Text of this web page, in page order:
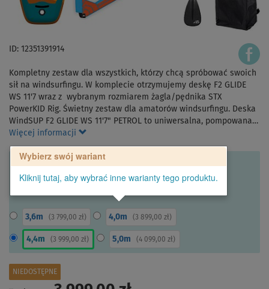
ID: 12351391914
Kompletny zestaw dla wszystkich, którzy chcą spróbować swoich
sił na windsurfingu. W komplecie otrzymujemy deskę F2 GLIDE
WS 11'7 wraz z wybranym rozmiarem żagla/pędnika STX
PowerKID Rig. Świetny zestaw dla amatorów windsurfingu. Deska
WindSUP F2 GLIDE WS 11'7" PETROL to uniwersalna, pompowana…
Więcej informacji
Wybierz swój wariant
Kliknij tutaj, aby wybrać inne warianty tego produktu.
3,6m ( 3 799,00 zł) 4,0m (3 899,00 zł)
4,4m ( 3 999,00 zł) 5,0m (4 099,00 zł)
NIEDOSTĘPNE